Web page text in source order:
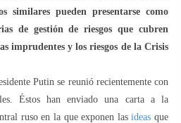
similares pueden presentarse como
de gestión de riesgos que cubren
imprudentes y los riesgos de la Crisis
Putin se reunió recientemente con
Éstos han enviado una carta a la
ruso en la que exponen lasideas que